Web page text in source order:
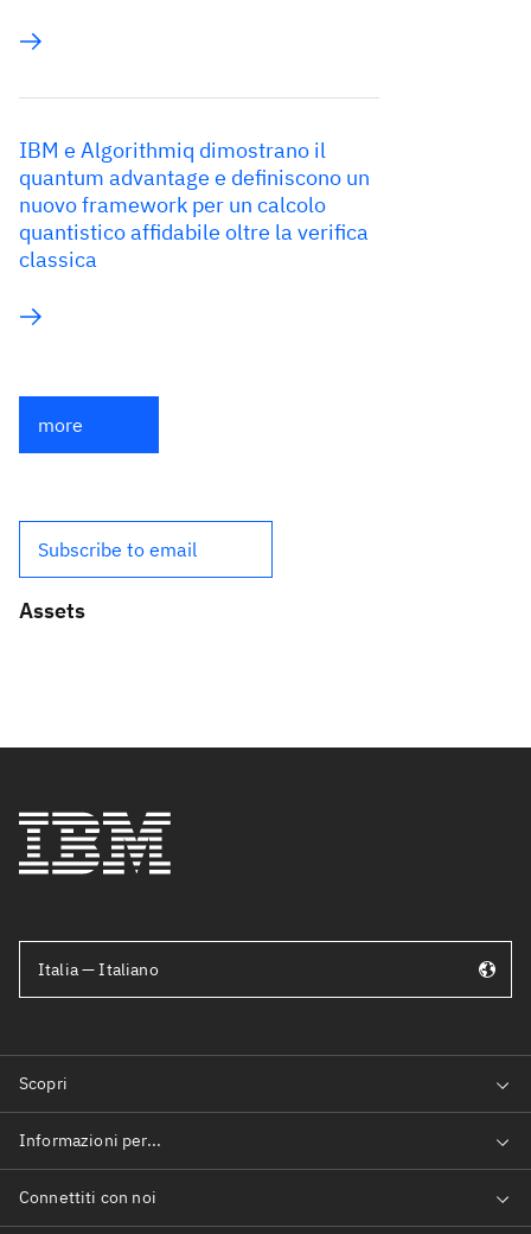
IBM e Algorithmiq dimostrano il
quantum advantage e definiscono un
nuovo framework per un calcolo
quantistico affidabile oltre la verifica
classica
more
Subscribe to email
Assets
Italia — Italiano